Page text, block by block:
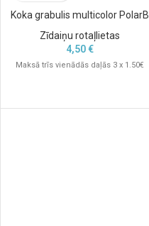
Koka grabulis multicolor PolarB
Zīdaiņu rotaļlietas
4,50€
Maksā trīs vienādās daļās 3 x 1.50€